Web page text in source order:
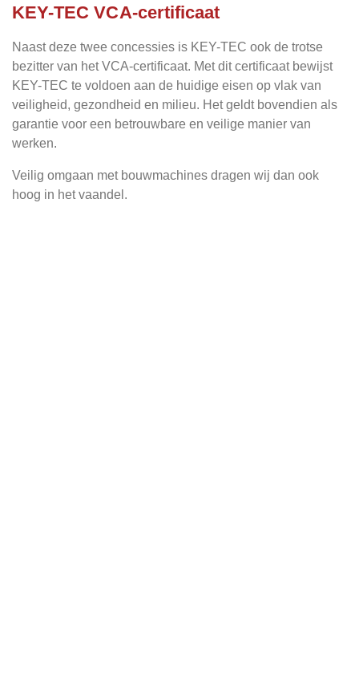
KEY-TEC VCA-certificaat
Naast deze twee concessies is KEY-TEC ook de trotse
bezitter van het VCA-certificaat. Met dit certificaat bewijst
KEY-TEC te voldoen aan de huidige eisen op vlak van
veiligheid, gezondheid en milieu. Het geldt bovendien als
garantie voor een betrouwbare en veilige manier van
werken.
Veilig omgaan met bouwmachines dragen wij dan ook
hoog in het vaandel.